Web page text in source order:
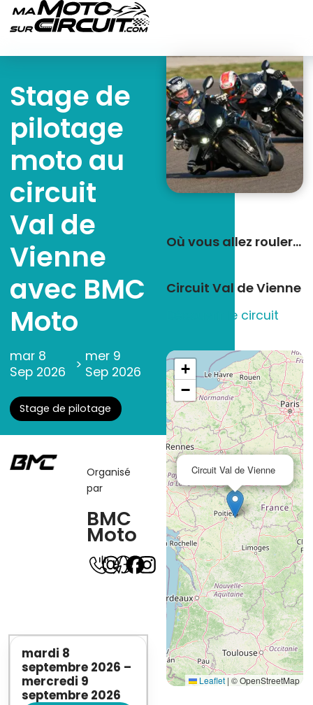
Stage de
pilotage
moto au
circuit
Val de
Vienne
avec BMC
Moto
mar 8
Sep 2026
> mer 9
Sep 2026
Stage de pilotage
Organisé
par
BMC
Moto
mardi 8
septembre 2026 –
mercredi 9
septembre 2026
Où vous allez rouler…
Circuit Val de Vienne
Découvrir le circuit
Circuit Val de Vienne
+
−
Leaflet | © OpenStreetMap